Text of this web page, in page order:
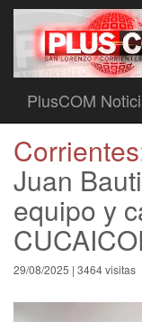
PlusCOM
Juan
equipo y
29/08/2025 | 3464 visitas